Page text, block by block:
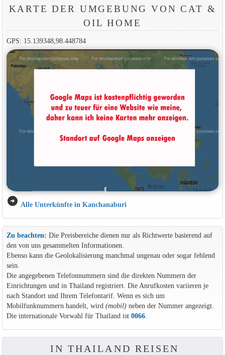
KARTE DER UMGEBUNG VON CAT &
OIL HOME
GPS: 15.139348,98.448784
arrow_circle_right Alle Unterkünfte in Kanchanaburi
Zu beachten: Die Preisbereiche dienen nur als Richtwerte basierend auf
den von uns gesammelten Informationen.
Ebenso kann die Geolokalisierung manchmal ungenau oder sogar fehlend
sein.
Die angegebenen Telefonnummern sind die direkten Nummern der
Einrichtungen und in Thailand registriert. Die Anrufkosten variieren je
nach Standort und Ihrem Telefontarif. Wenn es sich um
Mobilfunknummern handelt, wird (mobil)neben der Nummer angezeigt.
Die internationale Vorwahl für Thailand ist 0066.
IN THAILAND REISEN